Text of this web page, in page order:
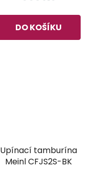
DO KOŠÍKU
Upínací tamburína
Meinl CFJS2S-BK